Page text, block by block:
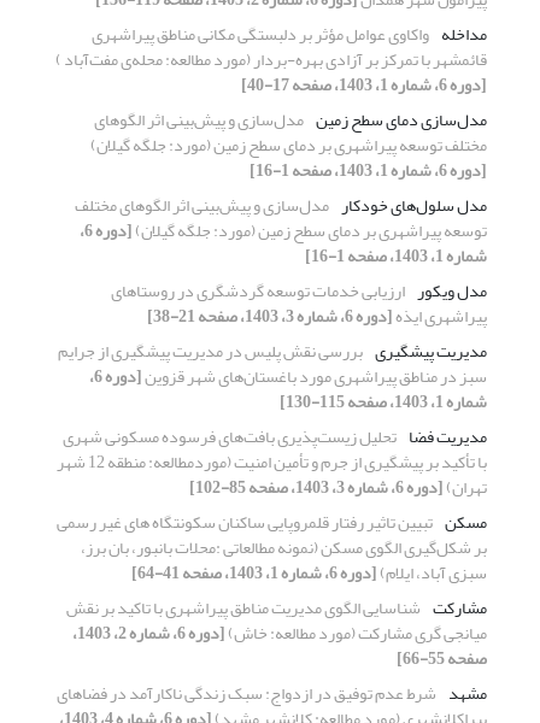
مداخله واکاوی عوامل مؤثر بر دلبستگی مکانی مناطق پیراشهری
قائمشهر با تمرکز بر آزادی بهره-بردار (مورد مطالعه: محله‌ی مفت‌آباد )
[دوره 6، شماره 1، 1403، صفحه 17-40]
مدل‌سازی دمای سطح زمین مدل‌سازی و پیش‌بینی اثر الگوهای
مختلف توسعه پیراشهری بر دمای سطح زمین (مورد: جلگه گیلان)
[دوره 6، شماره 1، 1403، صفحه 1-16]
مدل سلول‌های خودکار مدل‌سازی و پیش‌بینی اثر الگوهای مختلف
توسعه پیراشهری بر دمای سطح زمین (مورد: جلگه گیلان) [دوره 6،
شماره 1، 1403، صفحه 1-16]
مدل ویکور ارزیابی خدمات توسعه گردشگری در روستاهای
پیراشهری ایذه[دوره 6، شماره 3، 1403، صفحه 21-38]
مدیریت پیشگیری بررسی نقش پلیس در مدیریت پیشگیری از جرایم
سبز در مناطق پیراشهری مورد باغستان‌های شهر قزوین [دوره 6،
شماره 1، 1403، صفحه 115-130]
مدیریت فضا تحلیل زیست‌پذیری بافت‌های فرسوده مسکونی شهری
با تأکید بر پیشگیری از جرم و تأمین امنیت (موردمطالعه: منطقه 12 شهر
تهران)[دوره 6، شماره 3، 1403، صفحه 85-102]
مسکن تبیین تاثیر رفتار قلمروپایی ساکنان سکونتگاه های غیر رسمی
بر شکل‌گیری الگوی مسکن (نمونه مطالعاتی :محلات بانبور، بان برز،
سبزی آباد، ایلام)[دوره 6، شماره 1، 1403، صفحه 41-64]
مشارکت شناسایی الگوی مدیریت مناطق پیراشهری با تاکید بر نقش
میانجی گری مشارکت (مورد مطالعه: خاش) [دوره 6، شماره 2، 1403،
صفحه 55-66]
مشهد شرط عدم توفیق در ازدواج: سبک زندگی ناکارآمد در فضاهای